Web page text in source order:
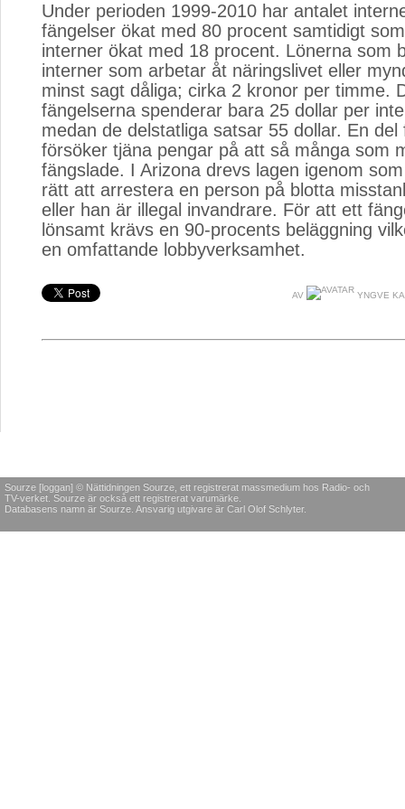
Under perioden 1999-2010 har antalet
fängelser ökat med 80 procent samtidigt
interner ökat med 18 procent. Lönerna som
interner som arbetar åt näringslivet eller
minst sagt dåliga; cirka 2 kronor per timme.
fängelserna spenderar bara 25 dollar per
medan de delstatliga satsar 55 dollar. En del
försöker tjäna pengar på att så många som
fängslade. I Arizona drevs lagen igenom
rätt att arrestera en person på blotta
eller han är illegal invandrare. För att ett
lönsamt krävs en 90-procents beläggning
en omfattande lobbyverksamhet.
AV YNGVE
Sourze [loggan] © Nättidningen Sourze, ett registrerat massmedium hos Radio- och
TV-verket. Sourze är också ett registrerat varumärke.
Databasens namn är Sourze. Ansvarig utgivare är Carl Olof Schlyter.